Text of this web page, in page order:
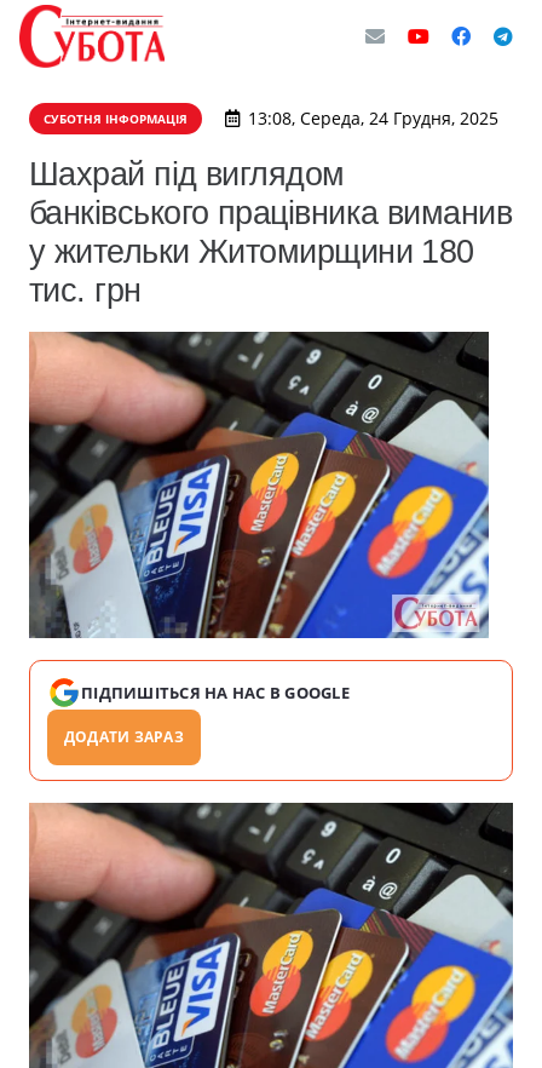
СУБОТНЯ ІНФОРМАЦІЯ 13:08, Середа, 24 Грудня, 2025
Шахрай під виглядом
банківського працівника виманив
у жительки Житомирщини 180
тис. грн
ПІДПИШІТЬСЯ НА НАС В GOOGLE
ДОДАТИ ЗАРАЗ